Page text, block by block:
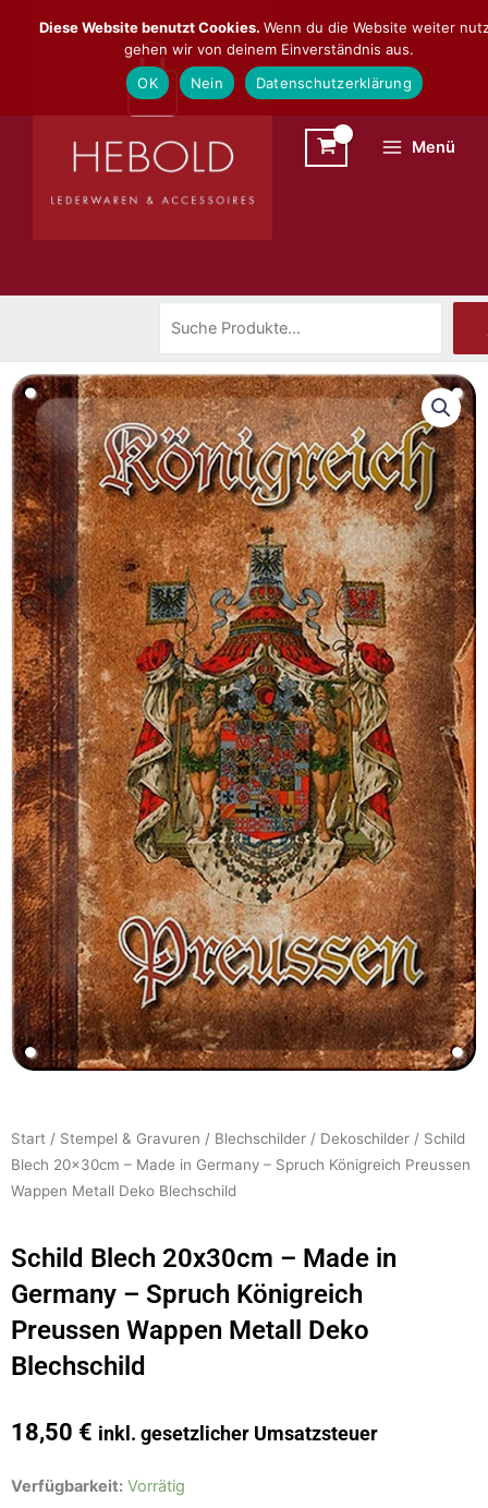
Inhalt
Menü
Start / Stempel & Gravuren / Blechschilder / Dekoschilder / Schild
Blech 20x30cm – Made in Germany – Spruch Königreich Preussen
Wappen Metall Deko Blechschild
Schild Blech 20x30cm – Made in
Germany – Spruch Königreich
Preussen Wappen Metall Deko
Blechschild
18,50 € inkl. gesetzlicher Umsatzsteuer
Verfügbarkeit: Vorrätig
Schild
Diese Website benutzt Cookies. Wenn du die Website weiter
gehen wir von deinem Einverständnis aus.
OK
Nein Datenschutzerklärung